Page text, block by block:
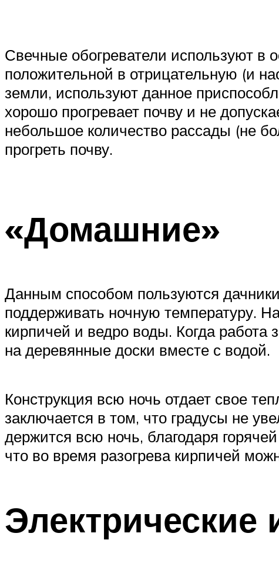
Свечные обогреватели используют в
положительной в отрицательную (и
земли, используют данное
хорошо прогревает почву и не
небольшое количество рассады (не
прогреть почву.
«Домашние»
Данным способом пользуются
поддерживать ночную температуру.
кирпичей и ведро воды. Когда
на деревянные доски вместе с водой.
Конструкция всю ночь отдает свое
заключается в том, что градусы не
держится всю ночь, благодаря
что во время разогрева кирпичей
Электрические